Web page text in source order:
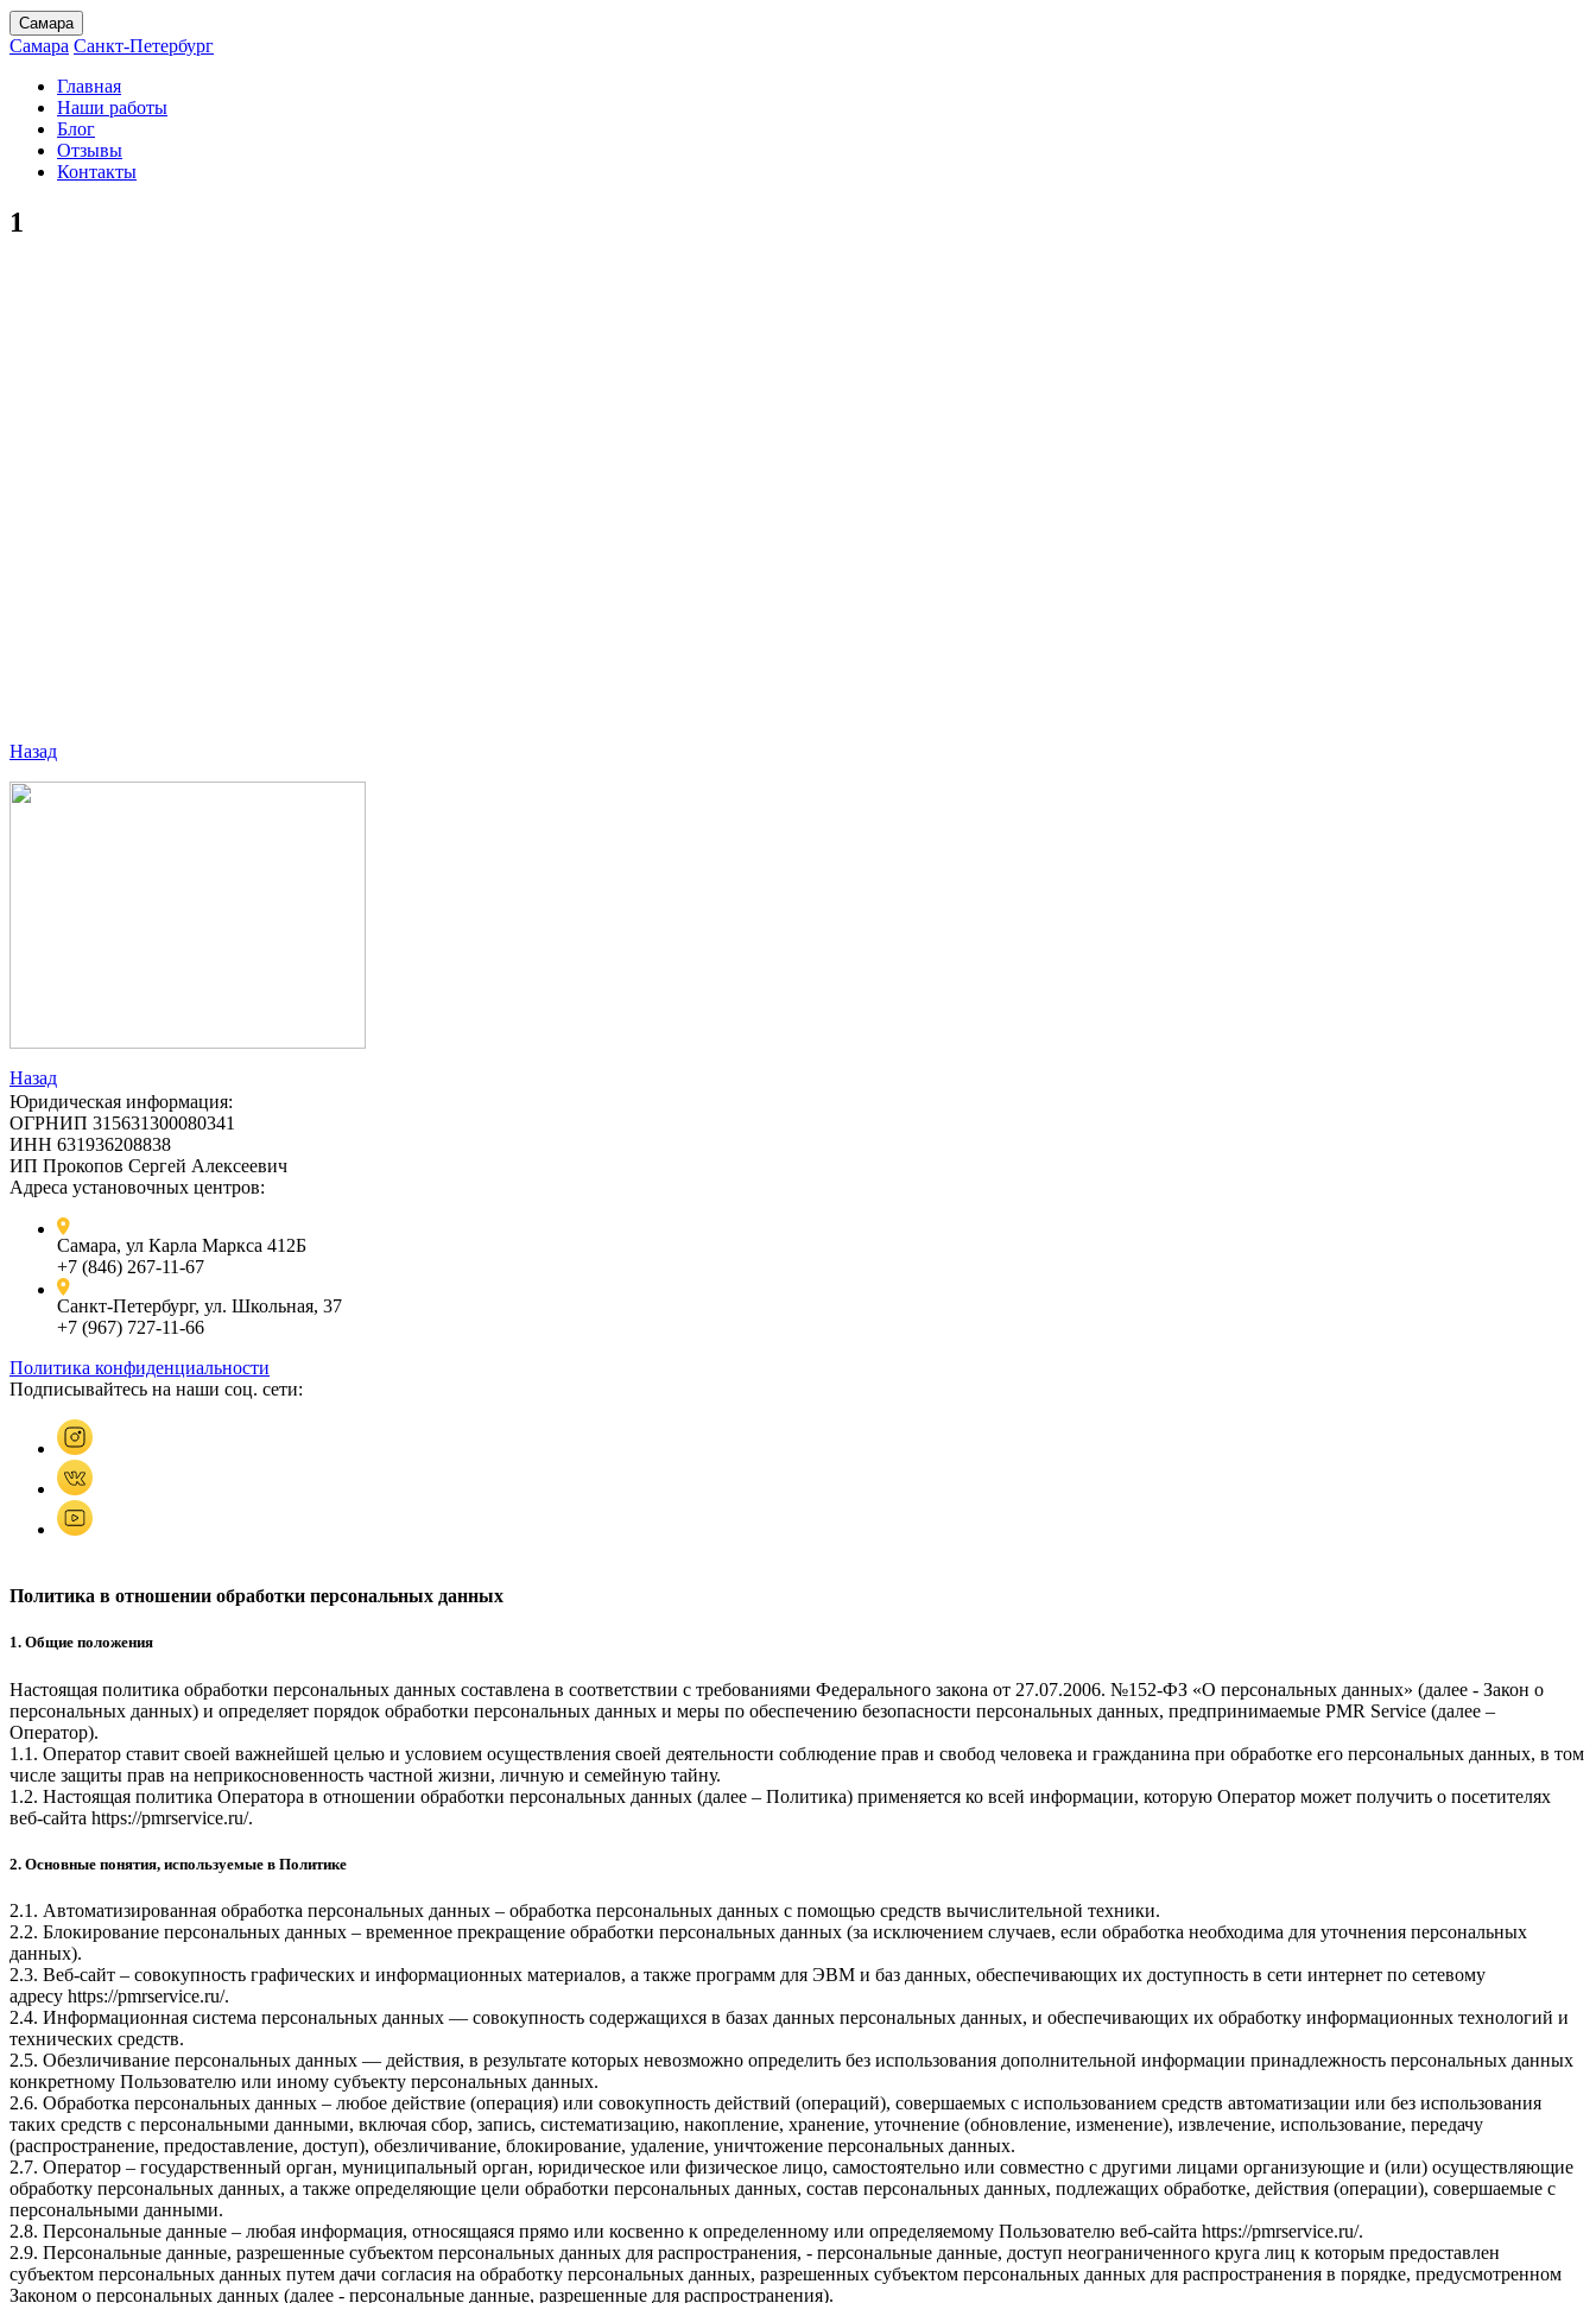
Самара
Самара Санкт-Петербург
Главная
Наши работы
Блог
Отзывы
Контакты
1
Назад
Назад
Юридическая информация:
ОГРНИП 315631300080341
ИНН 631936208838
ИП Прокопов Сергей Алексеевич
Адреса установочных центров:
Самара, ул Карла Маркса 412Б
+7 (846) 267-11-67
Санкт-Петербург, ул. Школьная, 37
+7 (967) 727-11-66
Политика конфиденциальности
Подписывайтесь на наши соц. сети:
Политика в отношении обработки персональных данных
1. Общие положения
Настоящая политика обработки персональных данных составлена в соответствии с требованиями Федерального закона от 27.07.2006. №152-ФЗ «О персональных данных» (далее - Закон о
персональных данных) и определяет порядок обработки персональных данных и меры по обеспечению безопасности персональных данных, предпринимаемые PMR Service (далее –
Оператор).
1.1. Оператор ставит своей важнейшей целью и условием осуществления своей деятельности соблюдение прав и свобод человека и гражданина при обработке его персональных данных, в том
числе защиты прав на неприкосновенность частной жизни, личную и семейную тайну.
1.2. Настоящая политика Оператора в отношении обработки персональных данных (далее – Политика) применяется ко всей информации, которую Оператор может получить о посетителях
веб-сайта https://pmrservice.ru/.
2. Основные понятия, используемые в Политике
2.1. Автоматизированная обработка персональных данных – обработка персональных данных с помощью средств вычислительной техники.
2.2. Блокирование персональных данных – временное прекращение обработки персональных данных (за исключением случаев, если обработка необходима для уточнения персональных
данных).
2.3. Веб-сайт – совокупность графических и информационных материалов, а также программ для ЭВМ и баз данных, обеспечивающих их доступность в сети интернет по сетевому
адресу https://pmrservice.ru/.
2.4. Информационная система персональных данных — совокупность содержащихся в базах данных персональных данных, и обеспечивающих их обработку информационных технологий и
технических средств.
2.5. Обезличивание персональных данных — действия, в результате которых невозможно определить без использования дополнительной информации принадлежность персональных данных
конкретному Пользователю или иному субъекту персональных данных.
2.6. Обработка персональных данных – любое действие (операция) или совокупность действий (операций), совершаемых с использованием средств автоматизации или без использования
таких средств с персональными данными, включая сбор, запись, систематизацию, накопление, хранение, уточнение (обновление, изменение), извлечение, использование, передачу
(распространение, предоставление, доступ), обезличивание, блокирование, удаление, уничтожение персональных данных.
2.7. Оператор – государственный орган, муниципальный орган, юридическое или физическое лицо, самостоятельно или совместно с другими лицами организующие и (или) осуществляющие
обработку персональных данных, а также определяющие цели обработки персональных данных, состав персональных данных, подлежащих обработке, действия (операции), совершаемые с
персональными данными.
2.8. Персональные данные – любая информация, относящаяся прямо или косвенно к определенному или определяемому Пользователю веб-сайта https://pmrservice.ru/.
2.9. Персональные данные, разрешенные субъектом персональных данных для распространения, - персональные данные, доступ неограниченного круга лиц к которым предоставлен
субъектом персональных данных путем дачи согласия на обработку персональных данных, разрешенных субъектом персональных данных для распространения в порядке, предусмотренном
Законом о персональных данных (далее - персональные данные, разрешенные для распространения).